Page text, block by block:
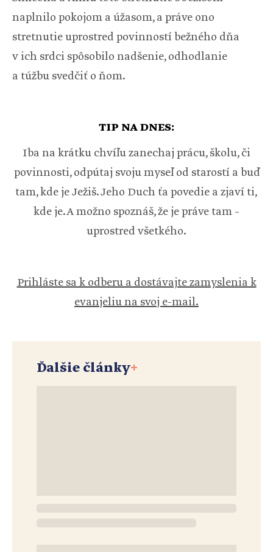
naplnilo pokojom a úžasom, a práve ono
stretnutie uprostred povinností bežného dňa
v ich srdci spôsobilo nadšenie, odhodlanie
a túžbu svedčiť o ňom.
TIP NA DNES:
Iba na krátku chvíľu zanechaj prácu, školu, či
povinnosti, odpútaj svoju myseľ od starostí a buď
tam, kde je Ježiš. Jeho Duch ťa povedie a zjaví ti,
kde je. A možno spoznáš, že je práve tam –
uprostred všetkého.
Prihláste sa k odberu a dostávajte zamyslenia k
evanjeliu na svoj e-mail.
Ďalšie články+